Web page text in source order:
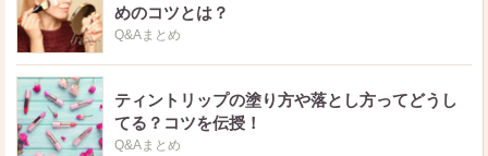
めのコツとは？
Q&Aまとめ
ティントリップの塗り方や落とし方ってどうし
てる？コツを伝授！
Q&Aまとめ